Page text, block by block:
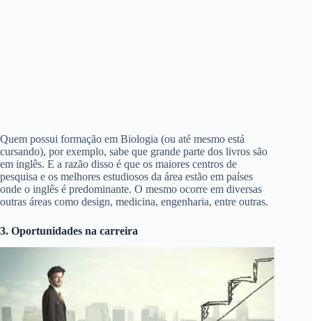
Quem possui formação em Biologia (ou até mesmo está
cursando), por exemplo, sabe que grande parte dos livros são
em inglês. E a razão disso é que os maiores centros de
pesquisa e os melhores estudiosos da área estão em países
onde o inglês é predominante. O mesmo ocorre em diversas
outras áreas como design, medicina, engenharia, entre outras.
3. Oportunidades na carreira